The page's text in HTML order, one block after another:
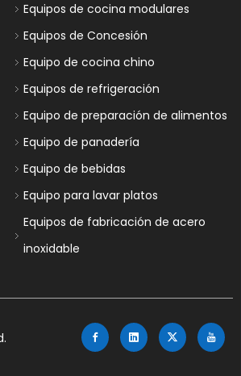
Equipos de cocina modulares
Equipos de Concesión
Equipo de cocina chino
Equipos de refrigeración
Equipo de preparación de alimentos
Equipo de panadería
Equipo de bebidas
Equipo para lavar platos
Equipos de fabricación de acero
inoxidable